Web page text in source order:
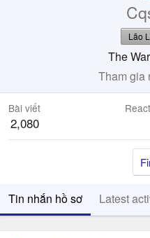
Lão
The
Tham gia
Bài viết
2,080
Tin nhắn hồ sơ Latest